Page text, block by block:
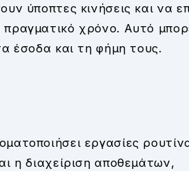
ύποπτες κινήσεις και να
χρόνο. Αυτό
έσοδα και τη φήμη τους.
εργασίες
η διαχείριση αποθεμάτων,